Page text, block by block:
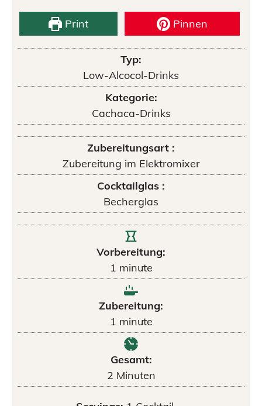
Print Pinnen
Typ:
Low-Alcocol-Drinks
Kategorie:
Cachaca-Drinks
Zubereitungsart :
Zubereitung im Elektromixer
Cocktailglas :
Becherglas
Vorbereitung:
1 minute
Zubereitung:
1 minute
Gesamt:
2 Minuten